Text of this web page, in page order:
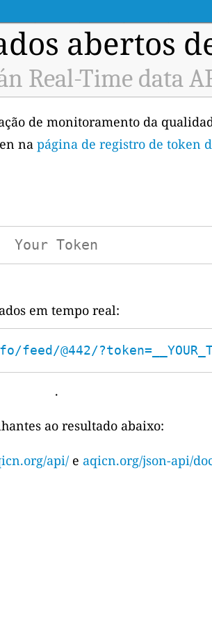
abertos
Real-Time data
de monitoramento da
na página de registro de token
em tempo real:
@442/
.
ao resultado abaixo:
api/ e aqicn.org/json-api/